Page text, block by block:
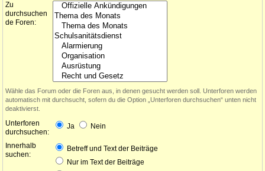
Zu
durchsuchen
de Foren:
Wähle das Forum oder die Foren aus, in denen gesucht werden soll. Unterforen werden
automatisch mit durchsucht, sofern du die Option „Unterforen durchsuchen“ unten nicht
deaktivierst.
Unterforen
durchsuchen:
Ja Nein
Innerhalb
suchen:
Betreff und Text der Beiträge
Nur im Text der Beiträge